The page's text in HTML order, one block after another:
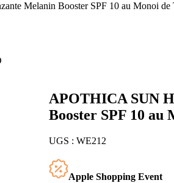
Melanin Booster SPF 10 au Monoi de
APOTHICA SUN
Booster SPF 10 au
UGS : WE212
Apple Shopping Event